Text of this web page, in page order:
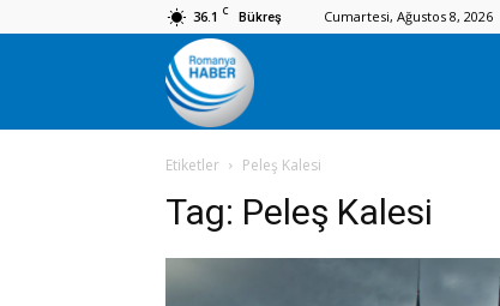
36.1 C Bükreş Cumartesi, Ağustos 8, 2026
Romanya
Haber
Etiketler Peleş Kalesi
Tag: Peleş Kalesi